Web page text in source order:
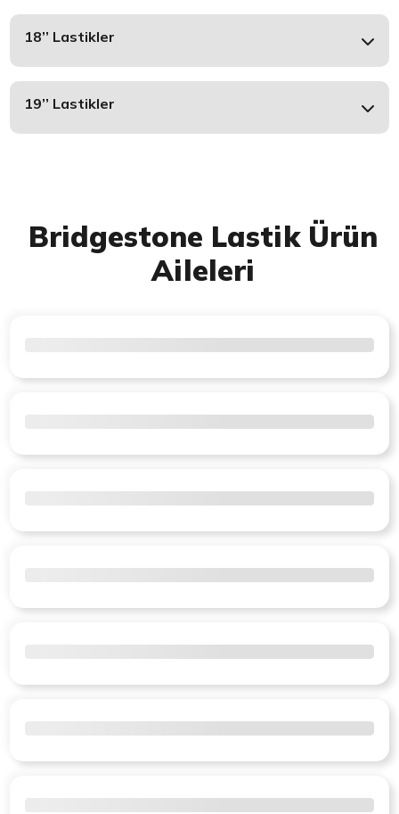
18’’ Lastikler
19’’ Lastikler
Bridgestone Lastik Ürün
Aileleri